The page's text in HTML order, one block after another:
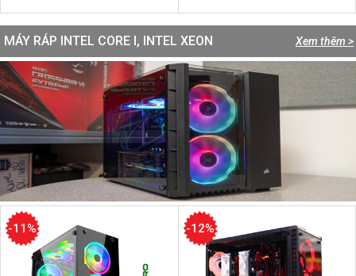
phương tiện)
Xem thêm >
MÁY RÁP INTEL CORE I, INTEL XEON
-11% -12%